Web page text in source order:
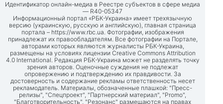
Идентификатор онлайн-медиа в Реестре субъектов в сфере медиа
— R40-05347
Информационный портал «РБК-Украина» имеет трехязычную
версию (украинскую, русскую и английскую), главная страница
портала – https://www.rbc.ua. Фотографии, изображения
принадлежат их правообладателям. Все фотографии на Портале,
авторами которых являются журналисты РБК-Украина,
размещены на условиях лицензии Creative Commons Attribution
4.0 International. Редакция РБК-Украина может не разделять точку
зрения авторов. Оценочные суждения не подлежат
опровержению и подтверждению их правдивости. За
достоверность и содержание рекламы ответственность несет
рекламодатель. Материалы, обозначенные плашкой: "Пресс-
релизы", "Спецпроект", "Партнерский материал", "Promo",
"Благотворительность", "Резонанс" размещаются на правах